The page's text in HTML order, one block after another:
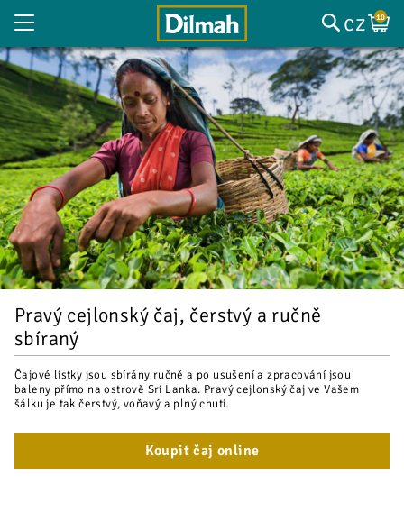
cz 10
Pravý cejlonský čaj, čerstvý a ručně
sbíraný
Čajové lístky jsou sbírány ručně a po usušení a zpracování jsou
baleny přímo na ostrově Srí Lanka. Pravý cejlonský čaj ve Vašem
šálku je tak čerstvý, voňavý a plný chuti.
Koupit čaj online